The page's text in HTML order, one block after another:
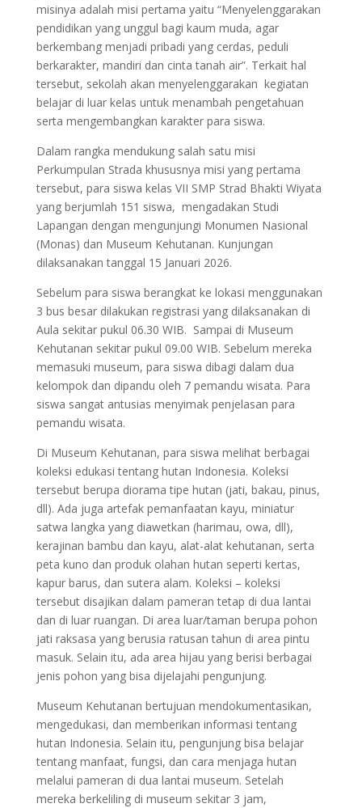
misinya adalah misi pertama yaitu “Menyelenggarakan
pendidikan yang unggul bagi kaum muda, agar
berkembang menjadi pribadi yang cerdas, peduli
berkarakter, mandiri dan cinta tanah air”. Terkait hal
tersebut, sekolah akan menyelenggarakan kegiatan
belajar di luar kelas untuk menambah pengetahuan
serta mengembangkan karakter para siswa.
Dalam rangka mendukung salah satu misi
Perkumpulan Strada khususnya misi yang pertama
tersebut, para siswa kelas VII SMP Strad Bhakti Wiyata
yang berjumlah 151 siswa, mengadakan Studi
Lapangan dengan mengunjungi Monumen Nasional
(Monas) dan Museum Kehutanan. Kunjungan
dilaksanakan tanggal 15 Januari 2026.
Sebelum para siswa berangkat ke lokasi menggunakan
3 bus besar dilakukan registrasi yang dilaksanakan di
Aula sekitar pukul 06.30 WIB. Sampai di Museum
Kehutanan sekitar pukul 09.00 WIB. Sebelum mereka
memasuki museum, para siswa dibagi dalam dua
kelompok dan dipandu oleh 7 pemandu wisata. Para
siswa sangat antusias menyimak penjelasan para
pemandu wisata.
Di Museum Kehutanan, para siswa melihat berbagai
koleksi edukasi tentang hutan Indonesia. Koleksi
tersebut berupa diorama tipe hutan (jati, bakau, pinus,
dll). Ada juga artefak pemanfaatan kayu, miniatur
satwa langka yang diawetkan (harimau, owa, dll),
kerajinan bambu dan kayu, alat-alat kehutanan, serta
peta kuno dan produk olahan hutan seperti kertas,
kapur barus, dan sutera alam. Koleksi – koleksi
tersebut disajikan dalam pameran tetap di dua lantai
dan di luar ruangan. Di area luar/taman berupa pohon
jati raksasa yang berusia ratusan tahun di area pintu
masuk. Selain itu, ada area hijau yang berisi berbagai
jenis pohon yang bisa dijelajahi pengunjung.
Museum Kehutanan bertujuan mendokumentasikan,
mengedukasi, dan memberikan informasi tentang
hutan Indonesia. Selain itu, pengunjung bisa belajar
tentang manfaat, fungsi, dan cara menjaga hutan
melalui pameran di dua lantai museum. Setelah
mereka berkeliling di museum sekitar 3 jam,